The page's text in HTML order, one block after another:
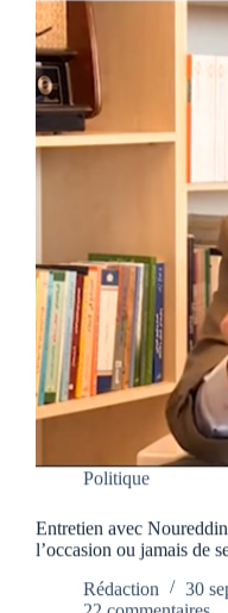
Politique
Entretien avec
l’occasion ou jamais de
Rédaction
30